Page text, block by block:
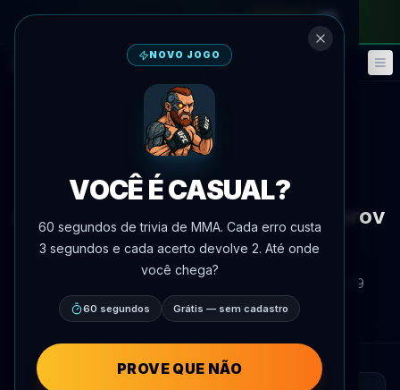
🎮 Fantasy Eventos
Mídia
Relatório em vídeo aborda
confronto entre Akopyan e Gaforov
do ACA 203
, 18:39
AgentMMA.com
NOVO JOGO
VOCÊ É CASUAL?
60 segundos de trivia de MMA. Cada erro custa
3 segundos e cada acerto devolve 2. Até onde
você chega?
60 segundos Grátis — sem cadastro
PROVE QUE NÃO